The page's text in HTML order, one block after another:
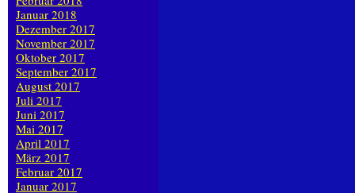
Januar 2018
Dezember 2017
November 2017
Oktober 2017
September 2017
August 2017
Juli 2017
Juni 2017
Mai 2017
April 2017
März 2017
Februar 2017
Januar 2017